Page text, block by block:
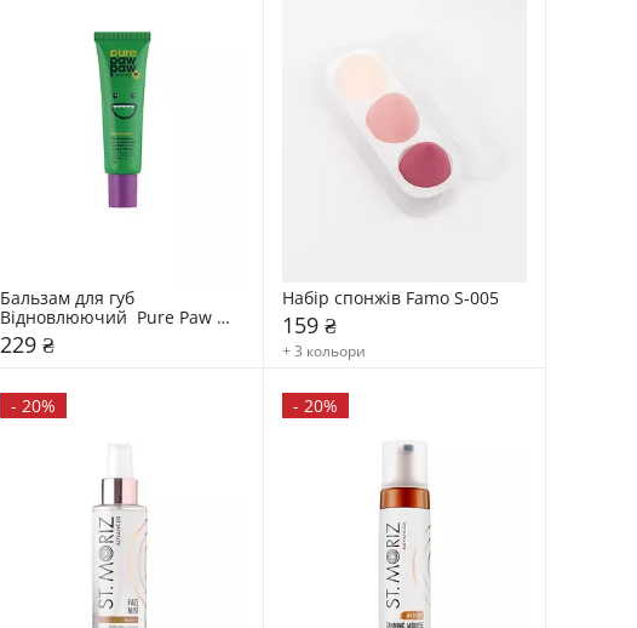
Бальзам для губ
Відновлюючий  Pure Paw
Paw 15 гр
229 ₴
Набір спонжів Famo S-005
159 ₴
+ 3 кольори
- 20% - 20%